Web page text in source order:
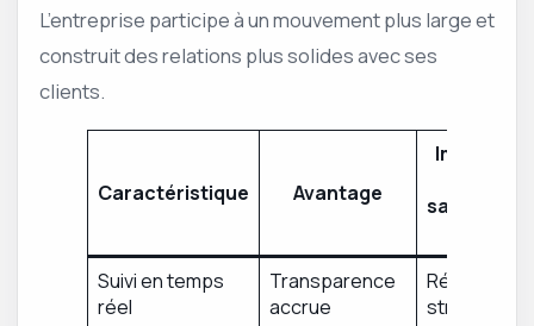
L’entreprise participe à un mouvement plus large et
construit des relations plus solides avec ses
clients.
Caractéristique Avantage
Impact sur
Suivi en temps
réel
Transparence
accrue
Réduction
stress